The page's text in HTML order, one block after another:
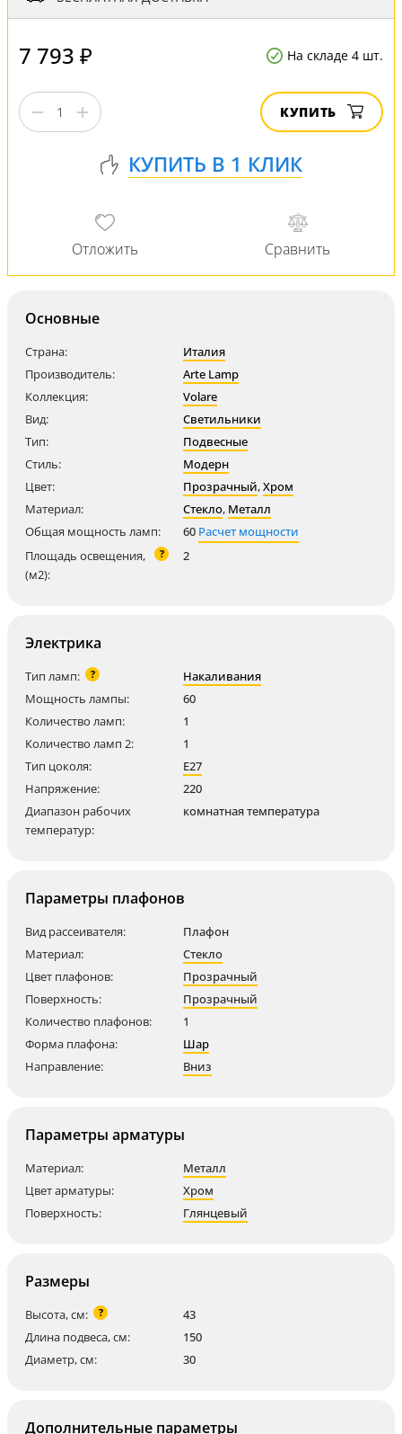
7 793 ₽ На складе 4 шт.
КУПИТЬ
Основные
Страна:
Италия
Производитель:
Arte Lamp
Коллекция:
Volare
Вид:
Светильники
Тип:
Подвесные
Стиль:
Модерн
Цвет:
Прозрачный,Хром
Материал:
Стекло, Металл
Общая мощность ламп:
60 Расчет мощности
Площадь освещения,
(м2):
? 2
Электрика
Тип ламп: ?
Накаливания
Мощность лампы:
60
Количество ламп:
1
Количество ламп 2:
1
Тип цоколя:
E27
Напряжение:
220
Диапазон рабочих
температур:
комнатная температура
Параметры плафонов
Вид рассеивателя:
Плафон
Материал:
Стекло
Цвет плафонов:
Прозрачный
Поверхность:
Прозрачный
Количество плафонов:
1
Форма плафона:
Шар
Направление:
Вниз
Параметры арматуры
Материал:
Металл
Цвет арматуры:
Хром
Поверхность:
Глянцевый
Размеры
Высота, см: ?
43
Длина подвеса, см:
150
Диаметр, см:
30
Дополнительные параметры